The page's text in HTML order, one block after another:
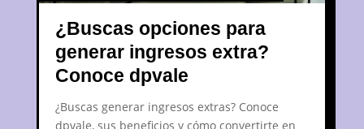
¿Buscas opciones para
generar ingresos extra?
Conoce dpvale
¿Buscas generar ingresos extras? Conoce
dpvale, sus beneficios y cómo convertirte en